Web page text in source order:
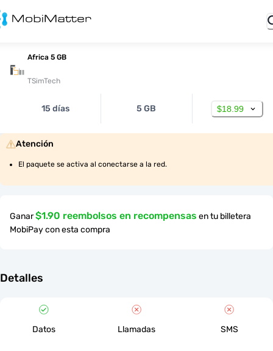
Africa 5 GB
TSimTech
15 días 5 GB $18.99
Atención
El paquete se activa al conectarse a la red.
Ganar$1.90 reembolsos en recompensas en tu billetera
MobiPay con esta compra
Detalles
Datos Llamadas SMS